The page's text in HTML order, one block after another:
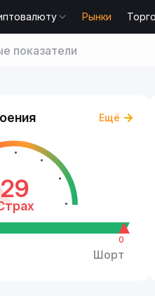
Рынки
показатели
Ещё
29
0
Шорт